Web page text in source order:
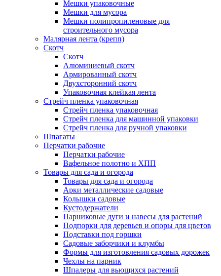
Мешки упаковочные
Мешки для мусора
Мешки полипропиленовые для
строительного мусора
Малярная лента (крепп)
Скотч
Скотч
Алюминиевый скотч
Армированный скотч
Двухсторонний скотч
Упаковочная клейкая лента
Стрейч пленка упаковочная
Стрейч пленка упаковочная
Стрейч пленка для машинной упаковки
Стрейч пленка для ручной упаковки
Шпагаты
Перчатки рабочие
Перчатки рабочие
Вафельное полотно и ХПП
Товары для сада и огорода
Товары для сада и огорода
Арки металлические садовые
Колышки садовые
Кустодержатели
Парниковые дуги и навесы для растений
Подпорки для деревьев и опоры для цветов
Подставки под горшки
Садовые заборчики и клумбы
Формы для изготовления садовых дорожек
Чехлы на парник
Шпалеры для вьющихся растений